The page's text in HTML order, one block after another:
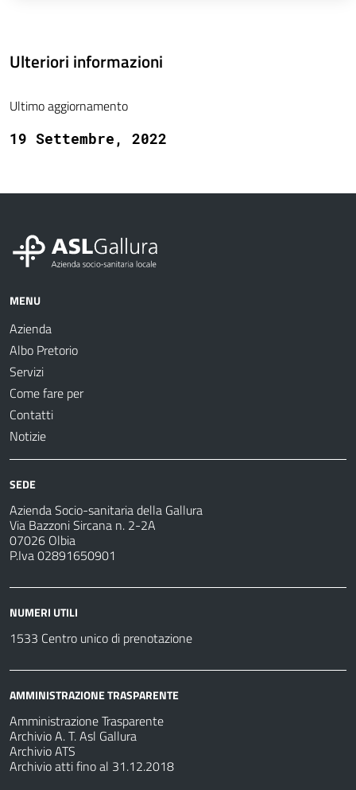
Ulteriori informazioni
Ultimo aggiornamento
19 Settembre, 2022
MENU
Azienda
Albo Pretorio
Servizi
Come fare per
Contatti
Notizie
SEDE
Azienda Socio-sanitaria della Gallura
Via Bazzoni Sircana n. 2-2A
07026 Olbia
P.Iva 02891650901
NUMERI UTILI
1533 Centro unico di prenotazione
AMMINISTRAZIONE TRASPARENTE
Amministrazione Trasparente
Archivio A. T. Asl Gallura
Archivio ATS
Archivio atti fino al 31.12.2018